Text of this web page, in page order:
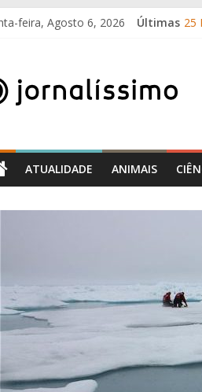
feira, Agosto 6, 2026 Últimas 25
ATUALIDADE ANIMAIS